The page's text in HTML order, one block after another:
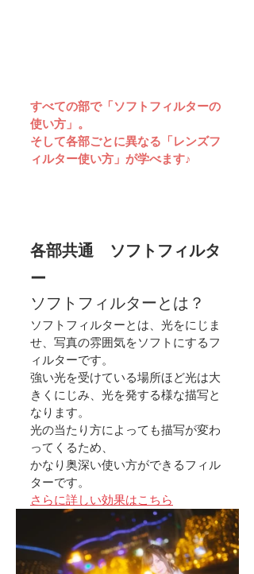
すべての部で「ソフトフィルターの
使い方」。
そして各部ごとに異なる「レンズフ
ィルター使い方」が学べます♪
各部共通　ソフトフィルタ
ー
ソフトフィルターとは？
ソフトフィルターとは、光をにじま
せ、写真の雰囲気をソフトにするフ
ィルターです。
強い光を受けている場所ほど光は大
きくにじみ、光を発する様な描写と
なります。
光の当たり方によっても描写が変わ
ってくるため、
かなり奥深い使い方ができるフィル
ターです。
さらに詳しい効果はこちら